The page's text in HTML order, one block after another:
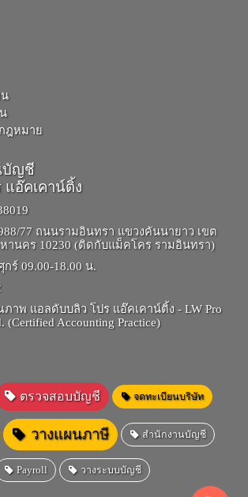
ฎหมาย
บัญชี
อ๊คเคาน์ติ้ง
77 ถนนรามอินทรา แขวงคันนายาว เขต
านคร 10230 (ติดกับแม็คโคร รามอินทรา)
ร์ 09.00-18.00 น.
ตรวจสอบบัญชี จดทะเบียนบริษัท
วางแผนภาษี สำนักงานบัญชี
Payroll วางระบบบัญชี